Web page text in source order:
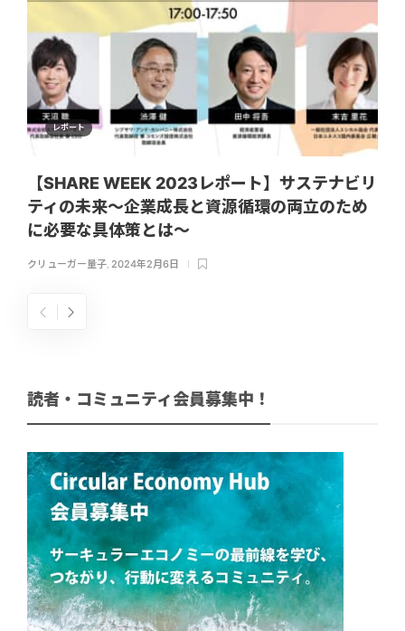
レポート
【SHARE WEEK 2023レポート】サステナビリ
ティの未来〜企業成長と資源循環の両立のため
に必要な具体策とは〜
クリューガー量子 2024年2月6日
読者・コミュニティ会員募集中！